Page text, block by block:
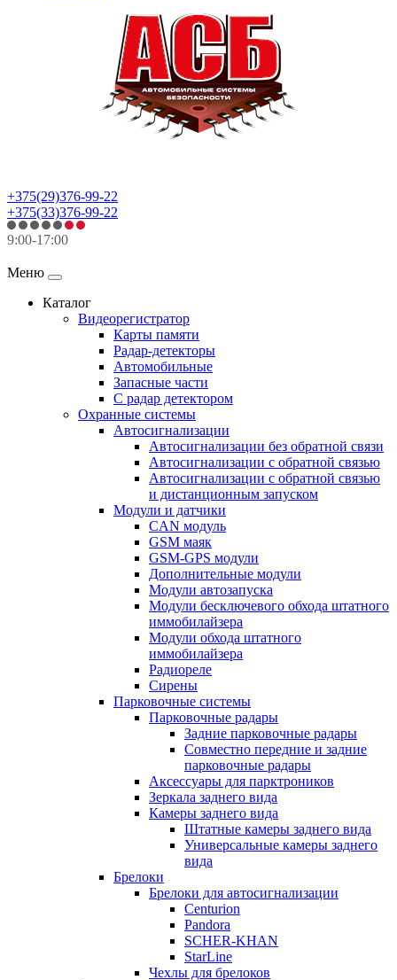
+375(29)376-99-22
+375(33)376-99-22
9:00-17:00
Меню
Каталог
Видеорегистратор
Карты памяти
Радар-детекторы
Автомобильные
Запасные части
С радар детектором
Охранные системы
Автосигнализации
Автосигнализации без обратной связи
Автосигнализации с обратной связью
Автосигнализации с обратной связью
и дистанционным запуском
Модули и датчики
CAN модуль
GSM маяк
GSM-GPS модули
Дополнительные модули
Модули автозапуска
Модули бесключевого обхода штатного
иммобилайзера
Модули обхода штатного
иммобилайзера
Радиореле
Сирены
Парковочные системы
Парковочные радары
Задние парковочные радары
Совместно передние и задние
парковочные радары
Аксессуары для парктроников
Зеркала заднего вида
Камеры заднего вида
Штатные камеры заднего вида
Универсальные камеры заднего
вида
Брелоки
Брелоки для автосигнализации
Centurion
Pandora
SCHER-KHAN
StarLine
Чехлы для брелоков